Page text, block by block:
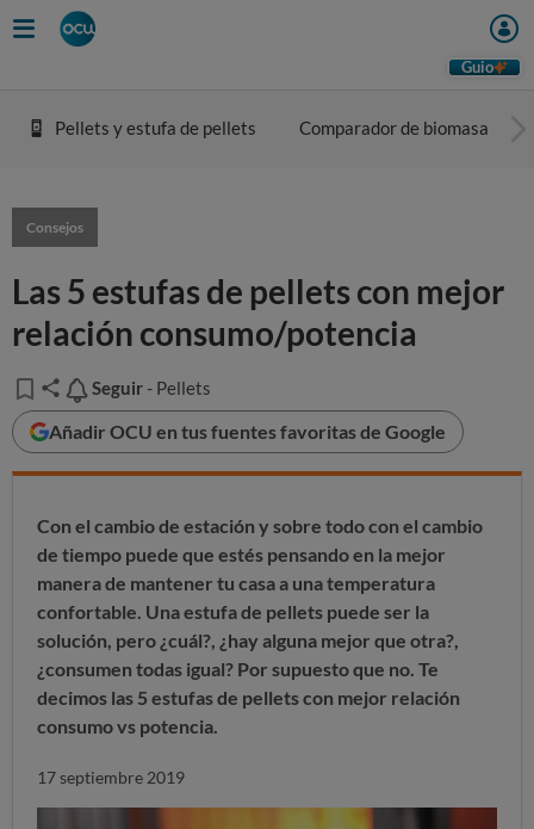
Guio
Pellets y estufa de pellets Comparador de biomasa
Consejos
Las 5 estufas de pellets con mejor
relación consumo/potencia
Seguir
Seguir - Pellets
Añadir OCU en tus fuentes favoritas de Google
Con el cambio de estación y sobre todo con el cambio
de tiempo puede que estés pensando en la mejor
manera de mantener tu casa a una temperatura
confortable. Una estufa de pellets puede ser la
solución, pero ¿cuál?, ¿hay alguna mejor que otra?,
¿consumen todas igual? Por supuesto que no. Te
decimos las 5estufas de pellets con mejor relación
consumo vs potencia.
17 septiembre 2019